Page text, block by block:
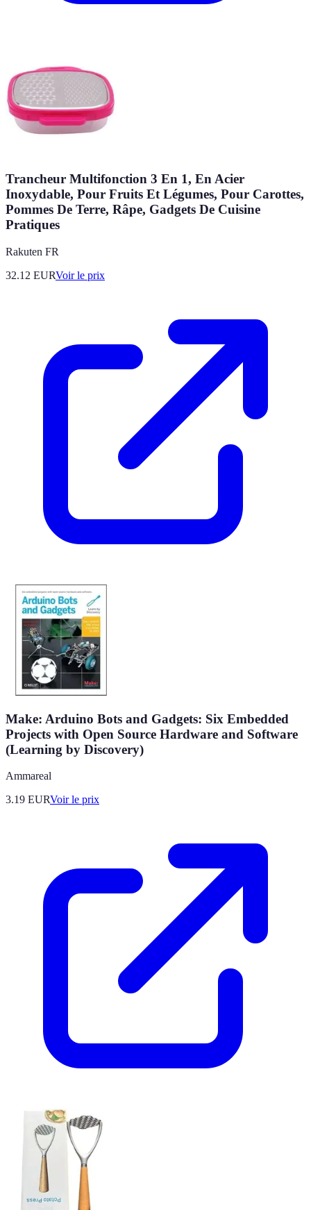
Trancheur Multifonction 3 En 1, En Acier
Inoxydable, Pour Fruits Et Légumes, Pour Carottes,
Pommes De Terre, Râpe, Gadgets De Cuisine
Pratiques
Rakuten FR
32.12 EURVoir le prix
Make: Arduino Bots and Gadgets: Six Embedded
Projects with Open Source Hardware and Software
(Learning by Discovery)
Ammareal
3.19 EURVoir le prix